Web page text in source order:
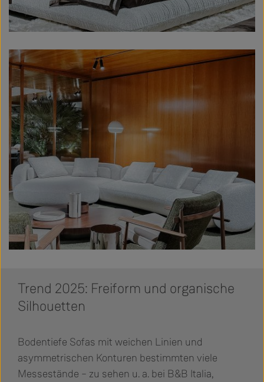
Trend 2025: Freiform und organische
Silhouetten
Bodentiefe Sofas mit weichen Linien und
asymmetrischen Konturen bestimmten viele
Messestände – zu sehen u. a. bei B&B Italia,